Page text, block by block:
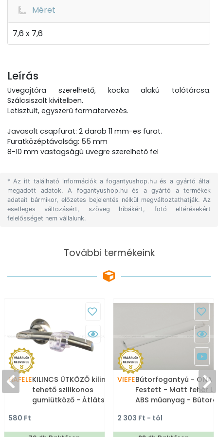
Méret
7,6 x 7,6
Leírás
Üvegajtóra szerelhető, kocka alakú tolótárcsa.
Szálcsiszolt kivitelben.
Letisztult, egyszerű formatervezés.
Javasolt csapfurat: 2 darab 11 mm-es furat.
Furatközéptávolság: 55 mm
8-10 mm vastagságú üvegre szerelhető fel
* Az itt található információk a fogantyushop.hu és a gyártó által
megadott adatok. A fogantyushop.hu és a gyártó a termékek
adatait bármikor, előzetes bejelentés nélkül megváltoztathatják. Az
esetleges változásért, szöveg hibákért, fotó eltérésekért
felelősséget nem vállalunk.
További termékeink
HAFELEKILINCS ÜTKÖZŐ kilincsre
tehető szilikonos
gumiütköző - Átlátszó -
ajtókitámasztó (padlóra
580 Ft
VIEFEBútorfogantyú - ONA
Festett - Matt fehér
ABS műanyag -
fém fogantyú
2 303 Ft - tól